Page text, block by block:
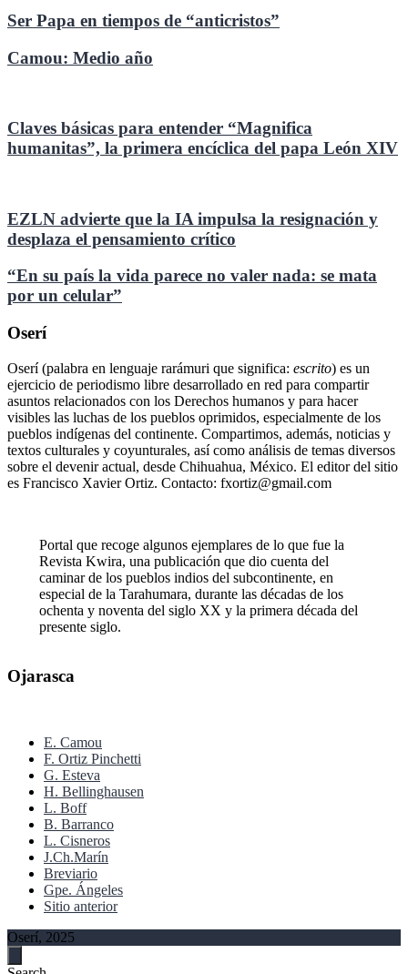
Ser Papa en tiempos de “anticristos”
Camou: Medio año
Claves básicas para entender “Magnifica
humanitas”, la primera encíclica del papa León XIV
EZLN advierte que la IA impulsa la resignación y
desplaza el pensamiento crítico
“En su país la vida parece no valer nada: se mata
por un celular”
Oserí
Oserí (palabra en lenguaje rarámuri que significa: escrito) es un
ejercicio de periodismo libre desarrollado en red para compartir
asuntos relacionados con los Derechos humanos y para hacer
visibles las luchas de los pueblos oprimidos, especialmente de los
pueblos indígenas del continente. Compartimos, además, noticias y
textos culturales y coyunturales, así como análisis de temas diversos
sobre el devenir actual, desde Chihuahua, México. El editor del sitio
es Francisco Xavier Ortiz. Contacto: fxortiz@gmail.com
Portal que recoge algunos ejemplares de lo que fue la
Revista Kwira, una publicación que dio cuenta del
caminar de los pueblos indios del subcontinente, en
especial de la Tarahumara, durante las décadas de los
ochenta y noventa del siglo XX y la primera década del
presente siglo.
Ojarasca
E. Camou
F. Ortiz Pinchetti
G. Esteva
H. Bellinghausen
L. Boff
B. Barranco
L. Cisneros
J.Ch.Marín
Breviario
Gpe. Ángeles
Sitio anterior
Oserí, 2025